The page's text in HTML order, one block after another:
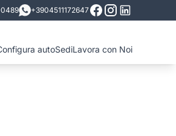
+3904511172647
autoSediLavora con Noi